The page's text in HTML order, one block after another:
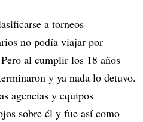
a torneos
no podía viajar por
al cumplir los 18 años
y ya nada lo detuvo.
agencias y equipos
sobre él y fue así como